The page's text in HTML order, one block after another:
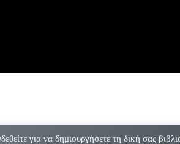
για να δημιουργήσετε τη δική σας